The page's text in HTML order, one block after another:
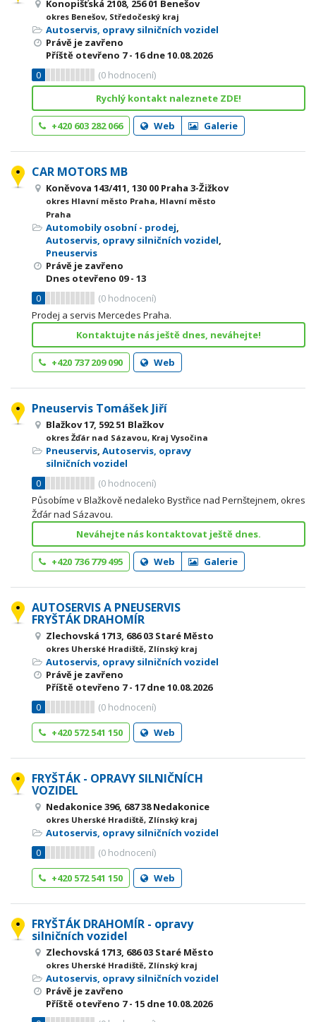
Konopišťská 2108, 256 01 Benešov
okres Benešov, Středočeský kraj
Autoservis, opravy silničních vozidel
Právě je zavřeno
Příště otevřeno 7 - 16dne 10.08.2026
0
(0 hodnocení)
Rychlý kontakt naleznete ZDE!
+420 603 282 066 Web Galerie
CAR MOTORS MB
Koněvova 143/411, 130 00 Praha 3-Žižkov
okres Hlavní město Praha, Hlavní město
Praha
Automobily osobní - prodej,
Autoservis, opravy silničních vozidel,
Pneuservis
Právě je zavřeno
Dnes otevřeno 09 - 13
0
(0 hodnocení)
Prodej a servis Mercedes Praha.
Kontaktujte nás ještě dnes, neváhejte!
+420 737 209 090 Web
Pneuservis Tomášek Jiří
Blažkov 17, 592 51 Blažkov
okres Žďár nad Sázavou, Kraj Vysočina
Pneuservis, Autoservis, opravy
silničních vozidel
0
(0 hodnocení)
Působíme v Blažkově nedaleko Bystřice nad Pernštejnem, okres
Žďár nad Sázavou.
Neváhejte nás kontaktovat ještě dnes.
+420 736 779 495 Web Galerie
AUTOSERVIS A PNEUSERVIS
FRYŠTÁK DRAHOMÍR
Zlechovská 1713, 686 03 Staré Město
okres Uherské Hradiště, Zlínský kraj
Autoservis, opravy silničních vozidel
Právě je zavřeno
Příště otevřeno 7 - 17dne 10.08.2026
0
(0 hodnocení)
+420 572 541 150
Web
FRYŠTÁK - OPRAVY SILNIČNÍCH
VOZIDEL
Nedakonice 396, 687 38 Nedakonice
okres Uherské Hradiště, Zlínský kraj
Autoservis, opravy silničních vozidel
0
(0 hodnocení)
+420 572 541 150
Web
FRYŠTÁK DRAHOMÍR - opravy
silničních vozidel
Zlechovská 1713, 686 03 Staré Město
okres Uherské Hradiště, Zlínský kraj
Autoservis, opravy silničních vozidel
Právě je zavřeno
Příště otevřeno 7 - 15 dne 10.08.2026